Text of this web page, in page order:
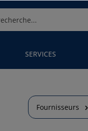
SERVICES
Fournisseurs